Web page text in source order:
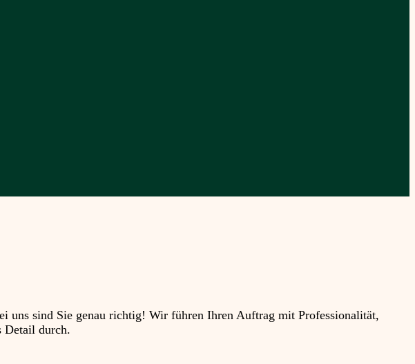
uns sind Sie genau richtig! Wir führen Ihren Auftrag mit Professionalität,
Detail durch.